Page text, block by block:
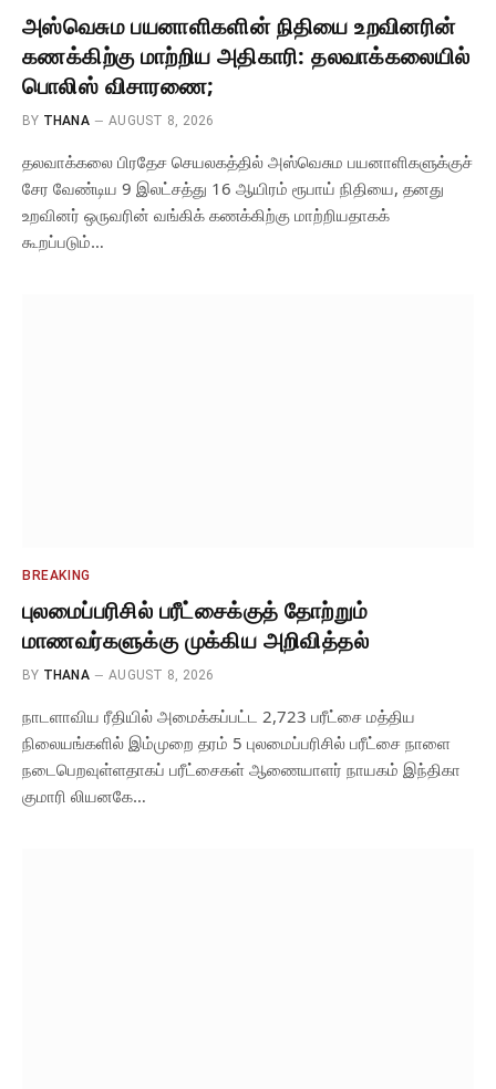
அஸ்வெசும பயனாளிகளின் நிதியை உறவினரின்
கணக்கிற்கு மாற்றிய அதிகாரி: தலவாக்கலையில்
பொலிஸ் விசாரணை;
BY THANA AUGUST 8, 2026
தலவாக்கலை பிரதேச செயலகத்தில் அஸ்வெசும பயனாளிகளுக்குச்
சேர வேண்டிய 9 இலட்சத்து 16 ஆயிரம் ரூபாய் நிதியை, தனது
உறவினர் ஒருவரின் வங்கிக் கணக்கிற்கு மாற்றியதாகக்
கூறப்படும்…
BREAKING
புலமைப்பரிசில் பரீட்சைக்குத் தோற்றும்
மாணவர்களுக்கு முக்கிய அறிவித்தல்
BY THANA AUGUST 8, 2026
நாடளாவிய ரீதியில் அமைக்கப்பட்ட 2,723 பரீட்சை மத்திய
நிலையங்களில் இம்முறை தரம் 5 புலமைப்பரிசில் பரீட்சை நாளை
நடைபெறவுள்ளதாகப் பரீட்சைகள் ஆணையாளர் நாயகம் இந்திகா
குமாரி லியனகே…